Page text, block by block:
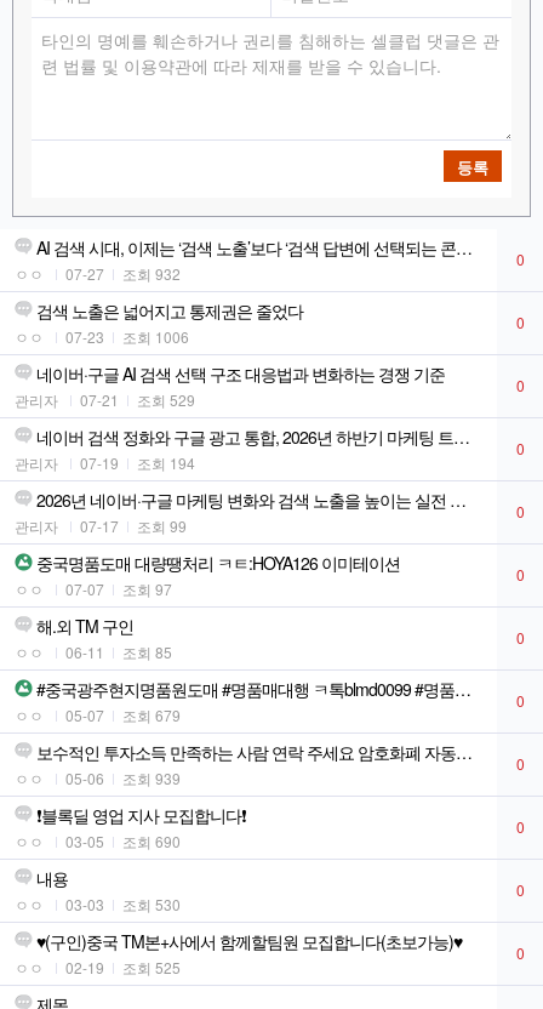
등록
AI 검색 시대, 이제는 ‘검색 노출’보다 ‘검색 답변에 선택되는 콘텐츠
ㅇㅇ 07-27 조회 932
0
검색 노출은 넓어지고 통제권은 줄었다
ㅇㅇ 07-23 조회 1006
0
네이버·구글 AI 검색 선택 구조 대응법과 변화하는 경쟁 기준
관리자 07-21 조회 529
0
네이버 검색 정화와 구글 광고 통합, 2026년 하반기 마케팅 트렌드
관리자 07-19 조회 194
0
2026년 네이버·구글 마케팅 변화와 검색 노출을 높이는 실전 전략
관리자 07-17 조회 99
0
중국명품도매 대량땡처리 ㅋㅌ:HOYA126 이미테이션
ㅇㅇ 07-07 조회 97
0
해.외 TM 구인
ㅇㅇ 06-11 조회 85
0
#중국광주현지명품원도매 #명품매대행 ㅋ톡blmd0099 #명품가방도매
ㅇㅇ 05-07 조회 679
0
보수적인 투자소득 만족하는 사람 연락 주세요 암호화폐 자동매매
ㅇㅇ 05-06 조회 939
0
❗️블록딜 영업 지사 모집합니다❗️
ㅇㅇ 03-05 조회 690
0
내용
ㅇㅇ 03-03 조회 530
0
♥️(구인)중국 TM본+사에서 함께할팀원 모집합니다(초보가능)♥️
ㅇㅇ 02-19 조회 525
0